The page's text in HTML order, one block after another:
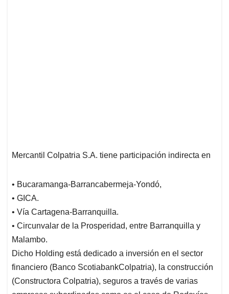
Mercantil Colpatria S.A. tiene participación indirecta en
• Bucaramanga-Barrancabermeja-Yondó,
• GICA.
• Vía Cartagena-Barranquilla.
• Circunvalar de la Prosperidad, entre Barranquilla y
Malambo.
Dicho Holding está dedicado a inversión en el sector
financiero (Banco ScotiabankColpatria), la construcción
(Constructora Colpatria), seguros a través de varias